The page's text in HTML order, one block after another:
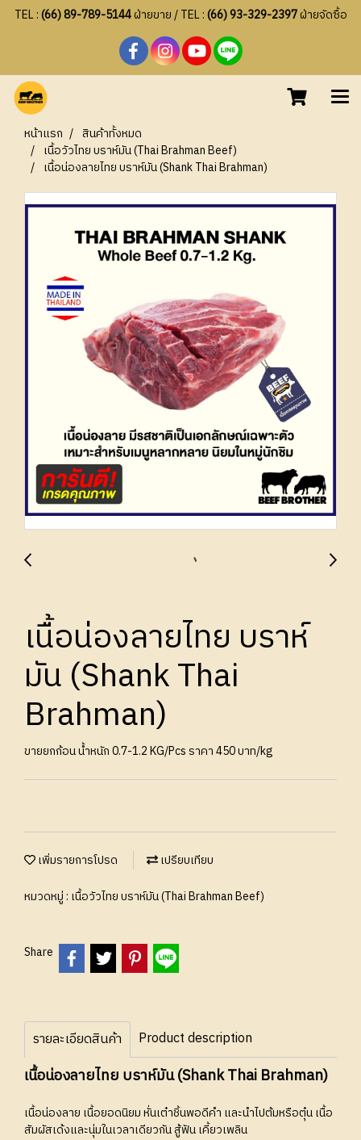
TEL :(66) 89-789-5144ฝ่ายขาย / TEL :(66) 93-329-2397ฝ่ายจัดซื้อ
หน้าแรก
สินค้าทั้งหมด
เนื้อวัวไทย บราห์มัน (Thai Brahman Beef)
เนื้อน่องลายไทย บราห์มัน (Shank Thai Brahman)
เนื้อน่องลายไทย บราห์
มัน (Shank Thai
Brahman)
ขายยกก้อน น้ำหนัก 0.7-1.2 KG/Pcs ราคา 450 บาท/kg
เพิ่มรายการโปรด
เปรียบเทียบ
หมวดหมู่ : เนื้อวัวไทย บราห์มัน (Thai Brahman Beef)
Share
รายละเอียดสินค้า Product description
เนื้อน่องลายไทย บราห์มัน (Shank Thai Brahman)
เนื้อน่องลาย เนื้อยอดนิยม หั่นเต๋าชิ้นพอดีคำ และนำไปต้มหรือตุ๋น เนื้อ
สัมผัสเด้งและนุ่มในเวลาเดียวกัน สู้ฟัน เคี้ยวเพลิน